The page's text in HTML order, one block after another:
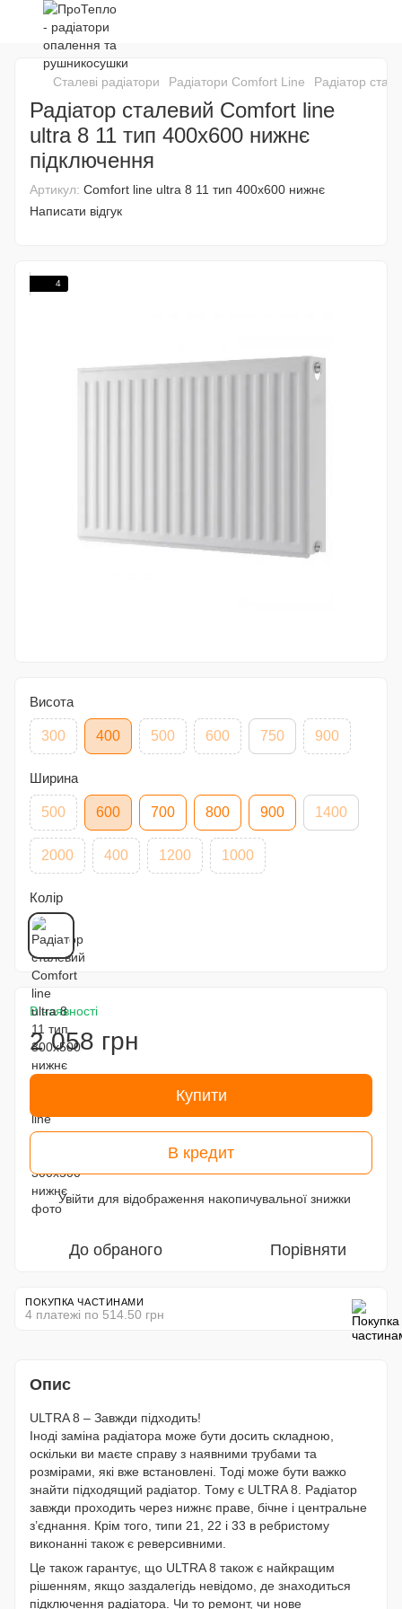
Сталеві радіатори Радіатори Comfort Line Радіатор
Радіатор сталевий Comfort line
ultra 8 11 тип 400х600 нижнє
підключення
Артикул: Comfort line ultra 8 11 тип 400х600 нижнє
Написати відгук
4
Висота
300 400 500 600 750 900
Ширина
500 600 700 800 900 1400
2000 400 1200 1000
Колір
В наявності
2 058 грн
Купити
В кредит
% Увійти для відображення накопичувальної знижки
До обраного Порівняти
ПОКУПКА ЧАСТИНАМИ
4 платежі по 514.50 грн
Опис
ULTRA 8 – Завжди підходить!
Іноді заміна радіатора може бути досить складною,
оскільки ви маєте справу з наявними трубами та
розмірами, які вже встановлені. Тоді може бути важко
знайти підходящий радіатор. Тому є ULTRA 8. Радіатор
завжди проходить через нижнє праве, бічне і центральне
з’єднання. Крім того, типи 21, 22 і 33 в ребристому
виконанні також є реверсивними.
Це також гарантує, що ULTRA 8 також є найкращим
рішенням, якщо заздалегідь невідомо, де знаходиться
підключення радіатора. Чи то ремонт, чи нове